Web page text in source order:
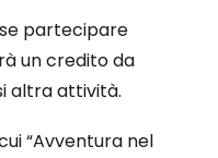
partecipare
un credito da
altra attività.
“Avventura nel